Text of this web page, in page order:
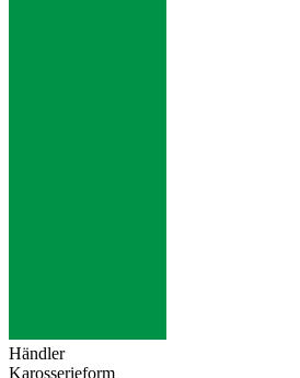
Händler
Karosserieform